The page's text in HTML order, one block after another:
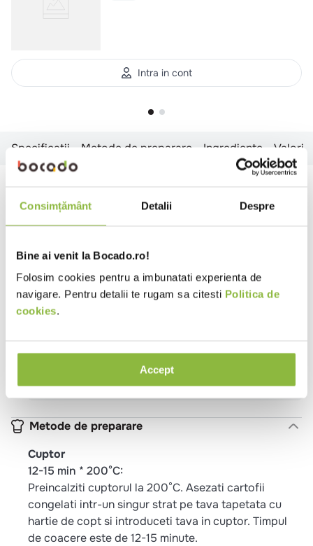
Consimțământ Detalii Despre
Bine ai venit la Bocado.ro!
Folosim cookies pentru a imbunatati experienta de
navigare. Pentru detalii te rugam sa citesti Politica de
cookies.
Accept
Intra in cont
Specificatii Metode de preparare Ingrediente Valori
Timp gatire
Calitate
Temperatura
Proprietati
De post Vegetarian
Metode de preparare
Cuptor
12-15 min * 200°C:
Preincalziti cuptorul la 200°C. Asezati cartofii
congelati intr-un singur strat pe tava tapetata cu
hartie de copt si introduceti tava in cuptor. Timpul
de coacere este de 12-15 minute.